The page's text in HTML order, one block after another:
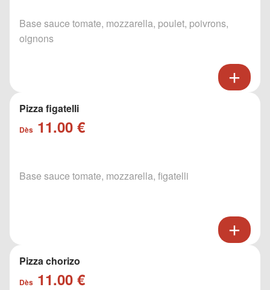
Base sauce tomate, mozzarella, poulet, poivrons,
oignons
Pizza figatelli
Dès 11.00 €
Base sauce tomate, mozzarella, figatelli
Pizza chorizo
Dès 11.00 €